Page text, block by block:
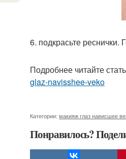
6. подкрасьте реснички.
Подробнее читайте
glaz-navisshee-veko
Категории: макияж глаз нависшее
Понравилось?